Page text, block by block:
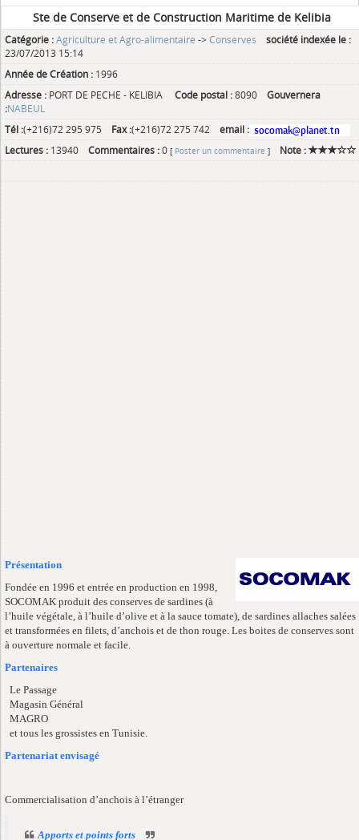
Ste de Conserve et de Construction Maritime de Kelibia
Catégorie :Agriculture et Agro-alimentaire ->Conserves
société indexée le :
23/07/2013 15:14
Année de Création : 1996
Adresse : PORT DE PECHE - KELIBIA Code postal :8090
Gouvernera
:NABEUL
Tél :(+216)72 295 975 Fax :(+216)72 275 742
email :
Lectures : 13940 Commentaires :0 [ Poster un commentaire ] Note :
Présentation
Fondée en 1996 et entrée en production en 1998,
SOCOMAK produit des conserves de sardines (à
l’huile végétale, à l’huile d’olive et à la sauce tomate), de sardines allaches salées
et transformées en filets, d’anchois et de thon rouge. Les boites de conserves sont
à ouverture normale et facile.
Partenaires
Le Passage
Magasin Général
MAGRO
et tous les grossistes en Tunisie.
Partenariat envisagé
Commercialisation d’anchois à l’étranger
Apports et points forts